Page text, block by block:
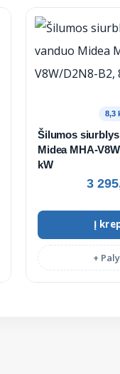
8,3
Šilumos
Midea MHA-
kW
3
Į
+